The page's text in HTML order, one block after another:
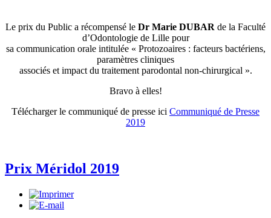
Le prix du Public a récompensé le Dr Marie DUBAR de la Faculté
d’Odontologie de Lille pour
sa communication orale intitulée « Protozoaires : facteurs bactériens,
paramètres cliniques
associés et impact du traitement parodontal non-chirurgical ».
Bravo à elles!
Télécharger le communiqué de presse ici Communiqué de Presse
2019
Prix Méridol 2019